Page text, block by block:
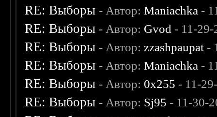
RE: Выборы - Автор:Maniachka -
RE: Выборы - Автор: Gvod - 11-
RE: Выборы - Автор: zzashpaupat -
RE: Выборы - Автор:Maniachka -
RE: Выборы - Автор: 0х255 - 11-
RE: Выборы - Автор: Sj95 - 11-30-